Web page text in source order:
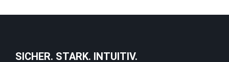
SICHER. STARK. INTUITIV.